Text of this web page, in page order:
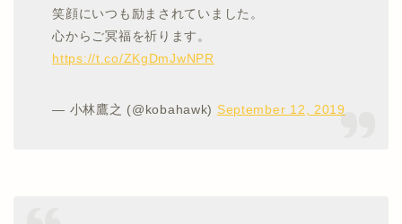
笑顔にいつも励まされていました。
心からご冥福を祈ります。
https://t.co/ZKgDmJwNPR
— 小林鷹之 (@kobahawk) September 12, 2019